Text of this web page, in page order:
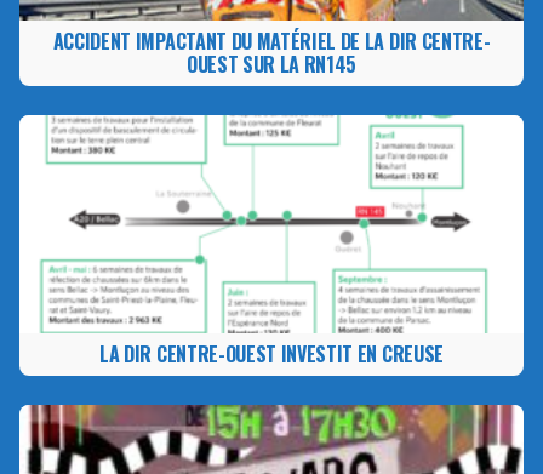
ACCIDENT IMPACTANT DU MATÉRIEL DE LA DIR CENTRE-
OUEST SUR LA RN145
LA DIR CENTRE-OUEST INVESTIT EN CREUSE